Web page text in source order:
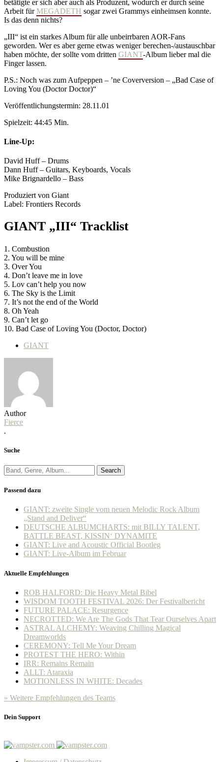
betätigte er sich aber auch als Produzent, wodurch er durch seine
Arbeit fürMEGADETH sogar zwei Grammys einheimsen konnte.
Is das denn nichts?
„III“ ist ein starkes Album für alle unbeirrbaren AOR-Fans
geworden. Wer es aber gerne etwas weniger berechen-/austauschbar
haben möchte, der sollte vom dritten GIANT-Album lieber mal die
Finger lassen.
P.S.: Noch was zum Aufpeppen – ’ne Coverversion – „Bad Case of
Loving You (Doctor Doctor)“
Veröffentlichungstermin: 28.11.01
Spielzeit: 44:45 Min.
Line-Up:
David Huff – Drums
Dann Huff – Guitars, Keyboards, Vocals
Mike Brignardello – Bass
Produziert von Giant
Label: Frontiers Records
GIANT „III“ Tracklist
1. Combustion
2. You will be mine
3. Over You
4. Don’t leave me in love
5. Lov can’t help you now
6. The Sky is the Limit
7. It’s not the end of the World
8. Oh Yeah
9. Can’t let go
10. Bad Case of Loving You (Doctor, Doctor)
GIANT
Author
Fierce
.
Suche
Search
Passend dazu
GIANT: zweite Single vom neuen Melodic Rock Album
„Stand and Deliver“
DEUTSCHE ALBUMCHARTS: mit BILLY TALENT,
BATTLE BEAST, KISSIN‘ DYNAMITE
GIANT: Live and Acoustic Official Bootleg
GIANT: Live-Album im Februar
Aktuelle Empfehlungen
ROB HALFORD: Die Heavy Metal Bibel
WISDOM TOOTH FESTIVAL 2026: Der Festivalbericht
FUTURE PALACE: Resurgence
NECROTTED: We Are The Gods That Tear Ourselves Apart
ASTRAL ALCHEMY: Weaving Chilling Magical
Dreamworlds
CEREMONY: Tell Me Your Dream
PROTEST THE HERO: Within
IRR: Remains Remain
ALLT: Ataraxia
MOTIONLESS IN WHITE: Decades
» Weitere Empfehlungen des Teams
Dein Support